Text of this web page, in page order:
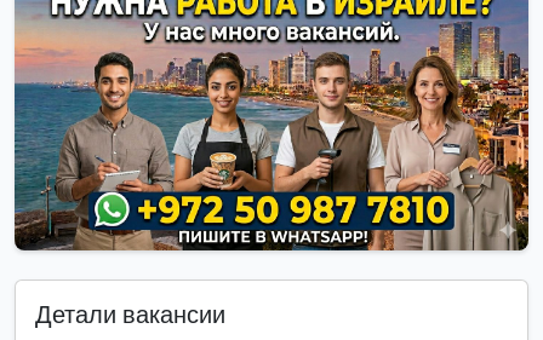
Детали вакансии